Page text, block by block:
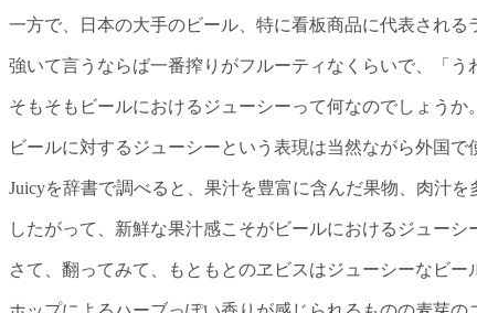
一方で、日本の大手のビール、特に看板商品に代表され
強いて言うならば一番搾りがフルーティなくらいで、「
そもそもビールにおけるジューシーって何なのでしょうか。
ビールに対するジューシーという表現は当然ながら外国で
Juicyを辞書で調べると、果汁を豊富に含んだ果物、肉汁
したがって、新鮮な果汁感こそがビールにおけるジューシ
さて、翻ってみて、もともとのヱビスはジューシーなビー